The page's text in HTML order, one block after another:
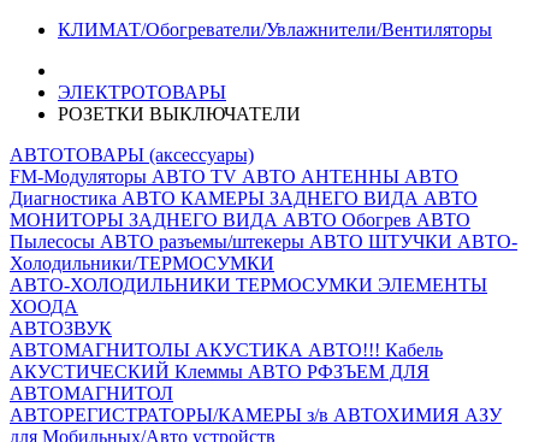
КЛИМАТ/Обогреватели/Увлажнители/Вентиляторы
ЭЛЕКТРОТОВАРЫ
РОЗЕТКИ ВЫКЛЮЧАТЕЛИ
АВТОТОВАРЫ (аксессуары)
FM-Модуляторы АВТО TV АВТО АНТЕННЫ АВТО
Диагностика АВТО КАМЕРЫ ЗАДНЕГО ВИДА АВТО
МОНИТОРЫ ЗАДНЕГО ВИДА АВТО Обогрев АВТО
Пылесосы АВТО разъемы/штекеры АВТО ШТУЧКИ АВТО-
Холодильники/ТЕРМОСУМКИ
АВТО-ХОЛОДИЛЬНИКИ ТЕРМОСУМКИ ЭЛЕМЕНТЫ
ХООДА
АВТОЗВУК
АВТОМАГНИТОЛЫ АКУСТИКА АВТО!!! Кабель
АКУСТИЧЕСКИЙ Клеммы АВТО РФЗЪЕМ ДЛЯ
АВТОМАГНИТОЛ
АВТОРЕГИСТРАТОРЫ/КАМЕРЫ з/в АВТОХИМИЯ АЗУ
для Мобильных/Авто устройств